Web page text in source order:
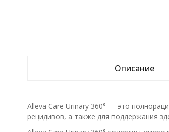
Описание
Alleva Care Urinary 360° — это
рецидивов, а также для поддержания